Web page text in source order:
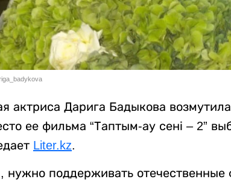
актриса Дарига Бадыкова
ее фильма “Таптым-ау сені – 2”
Liter.kz.
нужно поддерживать